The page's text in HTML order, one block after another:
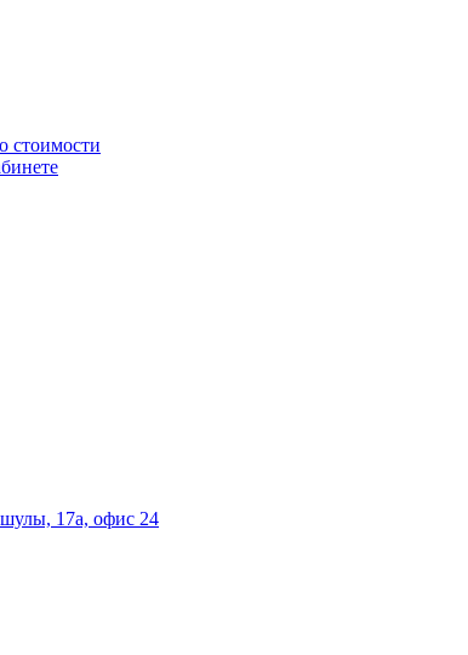
стоимости
17а, офис 24